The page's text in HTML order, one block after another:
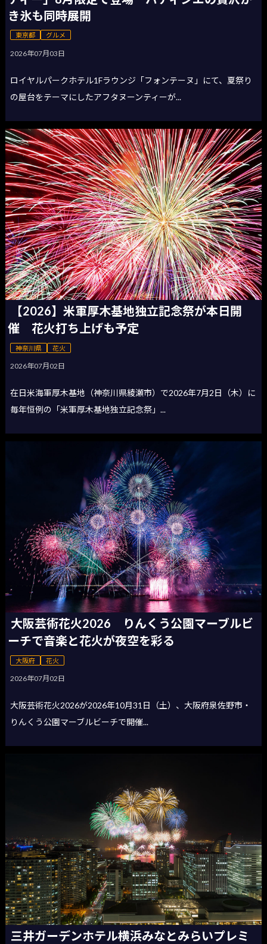
き氷も同時展開
東京都 グルメ
2026年07月03日
ロイヤルパークホテル1Fラウンジ「フォンテーヌ」にて、夏祭り
の屋台をテーマにしたアフタヌーンティーが...
【2026】米軍厚木基地独立記念祭が本日開
催 花火打ち上げも予定
神奈川県 花火
2026年07月02日
在日米海軍厚木基地（神奈川県綾瀬市）で2026年7月2日（木）に
毎年恒例の「米軍厚木基地独立記念祭」...
大阪芸術花火2026 りんくう公園マーブルビ
ーチで音楽と花火が夜空を彩る
大阪府 花火
2026年07月02日
大阪芸術花火2026が2026年10月31日（土）、大阪府泉佐野市・
りんくう公園マーブルビーチで開催...
三井ガーデンホテル横浜みなとみらいプレミ